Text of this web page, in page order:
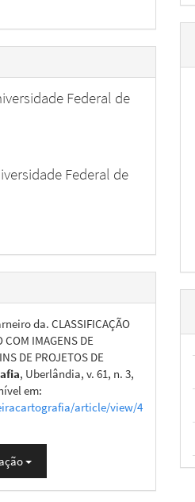
Federal de
Federal de
da. CLASSIFICAÇÃO
COM IMAGENS DE
DE PROJETOS DE
, Uberlândia, v. 61, n. 3,
em:
article/view/4